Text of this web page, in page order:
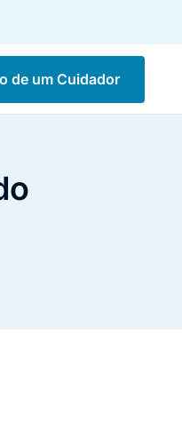
de um Cuidador